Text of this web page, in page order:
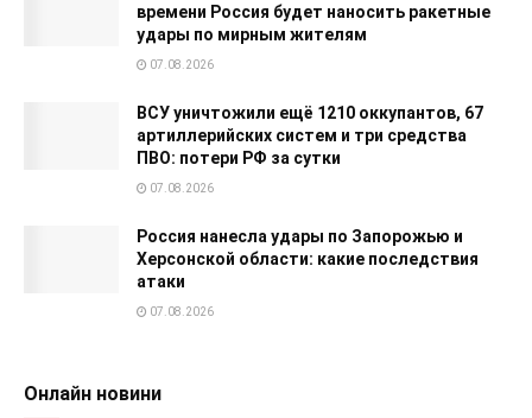
времени Россия будет наносить ракетные
удары по мирным жителям
07.08.2026
ВСУ уничтожили ещё 1210 оккупантов, 67
артиллерийских систем и три средства
ПВО: потери РФ за сутки
07.08.2026
Россия нанесла удары по Запорожью и
Херсонской области: какие последствия
атаки
07.08.2026
Онлайн новини